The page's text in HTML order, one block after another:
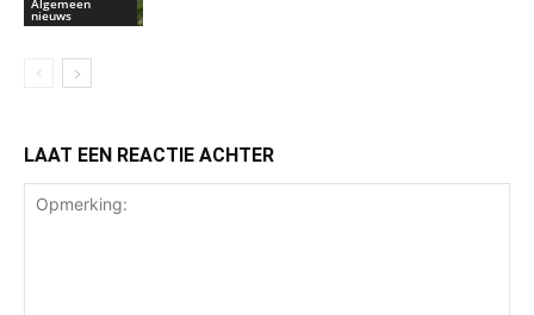
Algemeen
nieuws
LAAT EEN REACTIE ACHTER